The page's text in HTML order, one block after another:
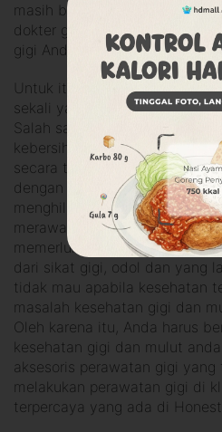
masih banyak yang lainnya.
dokter gigi yang bagus tentu
gigi Anda jadi lebih baik dan
Untuk itu, usahakan untuk
sekali yaitu pada pagi dan
Salah satu cara yang bisa
kebersihan gigi dan mulut
secara teratur pada pagi dan
dengan penggunaan
menghilangkan plak yang
merawat kesehatan gigi dan
memerlukan berbagai
dari sikat gigi, odol dan yang
tidak mau apabila kesehatan
masalah kesehatan gigi dan
Oleh karena itu, Anda harus
kesehatan gigi dan mulut
aksesoris perawatan gigi
melakukan perawatan gigi di
terpercaya yang ada di